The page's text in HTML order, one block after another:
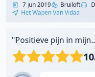
7 jun 2019 Bruiloft
Het Wapen Van Vidaa
"Positieve pijn in
10